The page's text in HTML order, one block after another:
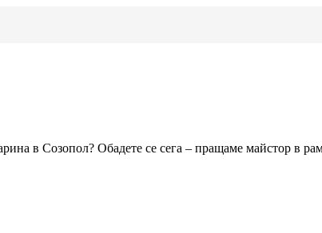
в Созопол? Обадете се сега – пращаме майстор в